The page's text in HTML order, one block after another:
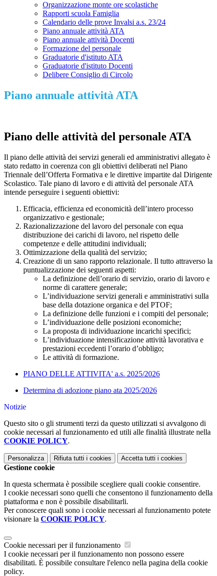
Organizzazione monte ore scolastiche
Rapporti scuola Famiglia
Calendario delle prove Invalsi a.s. 23/24
Piano annuale attività ATA
Piano annuale attività Docenti
Formazione del personale
Graduatorie d'istituto ATA
Graduatorie d'istituto Docenti
Delibere Consiglio di Circolo
Piano annuale attività ATA
Piano delle attività del personale ATA
Il piano delle attività dei servizi generali ed amministrativi allegato è
stato redatto in coerenza con gli obiettivi deliberati nel Piano
Triennale dell’Offerta Formativa e le direttive impartite dal Dirigente
Scolastico. Tale piano di lavoro e di attività del personale ATA
intende perseguire i seguenti obiettivi:
Efficacia, efficienza ed economicità dell’intero processo
organizzativo e gestionale;
Razionalizzazione del lavoro del personale con equa
distribuzione dei carichi di lavoro, nel rispetto delle
competenze e delle attitudini individuali;
Ottimizzazione della qualità del servizio;
Creazione di un sano rapporto relazionale. Il tutto attraverso la
puntualizzazione dei seguenti aspetti:
La definizione dell’orario di servizio, orario di lavoro e
norme di carattere generale;
L’individuazione servizi generali e amministrativi sulla
base della dotazione organica e del PTOF;
La definizione delle funzioni e i compiti del personale;
L’individuazione delle posizioni economiche;
La proposta di individuazione incarichi specifici;
L’individuazione intensificazione attività lavorativa e
prestazioni eccedenti l’orario d’obbligo;
Le attività di formazione.
PIANO DELLE ATTIVITA' a.s. 2025/2026
Determina di adozione piano ata 2025/2026
Notizie
Questo sito o gli strumenti terzi da questo utilizzati si avvalgono di
cookie necessari al funzionamento ed utili alle finalità illustrate nella
COOKIE POLICY.
Personalizza Rifiuta tutti i cookies Accetta tutti i cookies
Gestione cookie
In questa schermata è possibile scegliere quali cookie consentire.
I cookie necessari sono quelli che consentono il funzionamento della
piattaforma e non è possibile disabilitarli.
Per conoscere quali sono i cookie necessari al funzionamento potete
visionare la COOKIE POLICY.
Cookie necessari per il funzionamento
I cookie necessari per il funzionamento non possono essere
disabilitati. È possibile consultare l'elenco nella pagina della cookie
policy.